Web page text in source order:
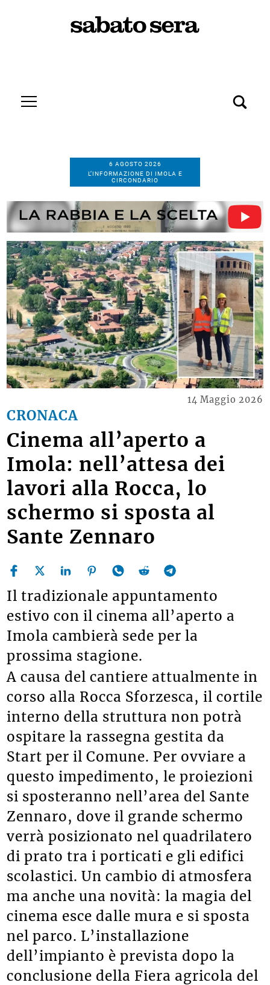
6 AGOSTO 2026
L’INFORMAZIONE DI IMOLA E
CIRCONDARIO
CRONACA
14 Maggio 2026
Cinema all’aperto a
Imola: nell’attesa dei
lavori alla Rocca, lo
schermo si sposta al
Sante Zennaro
Il tradizionale appuntamento
estivo con il cinema all’aperto a
Imola cambierà sede per la
prossima stagione.
A causa del cantiere attualmente in
corso alla Rocca Sforzesca, il cortile
interno della struttura non potrà
ospitare la rassegna gestita da
Start per il Comune. Per ovviare a
questo impedimento, le proiezioni
si sposteranno nell’area del Sante
Zennaro, dove il grande schermo
verrà posizionato nel quadrilatero
di prato tra i porticati e gli edifici
scolastici. Un cambio di atmosfera
ma anche una novità: la magia del
cinema esce dalle mura e si sposta
nel parco. L’installazione
dell’impianto è prevista dopo la
conclusione della Fiera agricola del